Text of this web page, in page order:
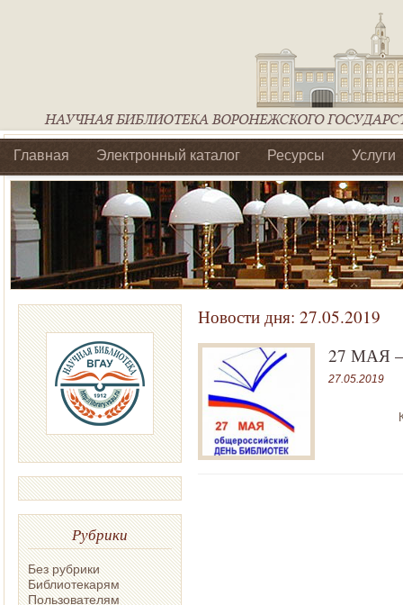
Главная Электронный каталог Ресурсы Услуги
Библиотеки регионального отделения Ассоциации
Рубрики
Без рубрики
Библиотекарям
Пользователям
Новости дня: 27.05.2019
27 МАЯ —
27.05.2019